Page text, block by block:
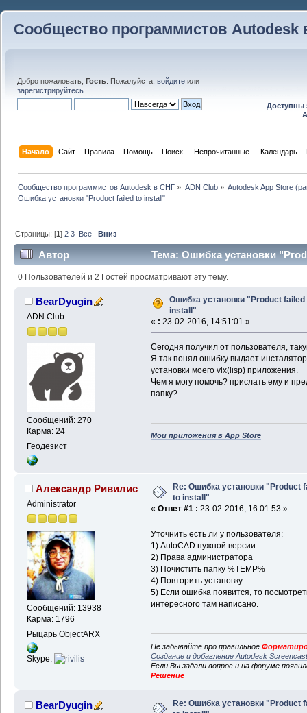
Сообщество программистов Autodesk
Добро пожаловать, Гость . Пожалуйста, войдите или
зарегистрируйтесь
Доступны
Начало Сайт Правила Помощь Поиск Непрочитанные Календарь
Сообщество программистов Autodesk в СНГ » ADN Club» Autodesk App Store
Ошибка установки "Product failed to install"
Страницы: [1]2 3 Все Вниз
Автор
Тема: Ошибка установки
раз)
0 Пользователей и 2 Гостей просматривают эту тему.
BearDyugin
ADN Club
Сообщений: 270
Карма: 24
Геодезист
Ошибка установки "Product failed
install"
« : 23-02-2016, 14:51:01 »
Сегодня получил от пользователя,
Я так понял ошибку выдает
установки моего vlx(lisp) приложения.
Чем я могу помочь? прислать ему и
папку?
Мои приложения в App Store
Александр Ривилис
Administrator
Сообщений: 13938
Карма: 1796
Рыцарь ObjectARX
Skype:
Re: Ошибка установки "Product
to install"
« Ответ #1 : 23-02-2016, 16:01:53 »
Уточнить есть ли у пользователя:
1) AutoCAD нужной версии
2) Права администратора
3) Почистить папку %TEMP%
4) Повторить установку
5) Если ошибка появится, то
интересного там написано.
Не забывайте про правильное
Создание и добавление Autodesk
Если Вы задали вопрос и на форуме
Решение
BearDyugin
Re: Ошибка установки "Product